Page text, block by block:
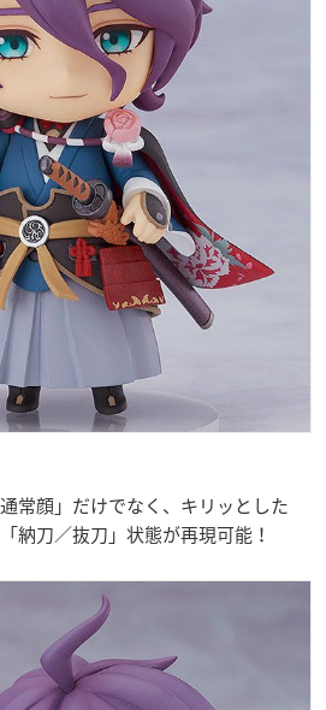
常顔」だけでなく、キリッとした
納刀／抜刀」状態が再現可能！